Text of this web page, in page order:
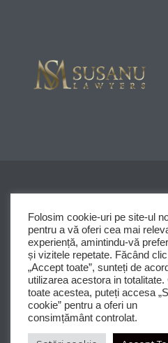
Clubul
Folosim cookie-uri pe site-ul
pentru a vă oferi cea mai
experiență, amintindu-vă
și vizitele repetate. Făcând
„Accept toate”, sunteți de
utilizarea acestora in totalitate.
toate acestea, puteți accesa
cookie” pentru a oferi un
consimțământ controlat.